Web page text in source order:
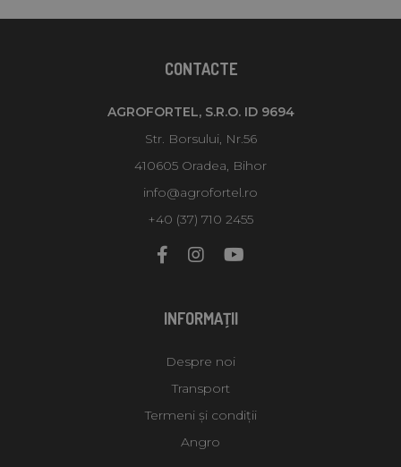
CONTACTE
AGROFORTEL, S.R.O. ID 9694
Str. Borsului, Nr.56
410605 Oradea, Bihor
info@agrofortel.ro
+40 (37) 710 2455
INFORMAŢII
Despre noi
Transport
Termeni și condiții
Angro